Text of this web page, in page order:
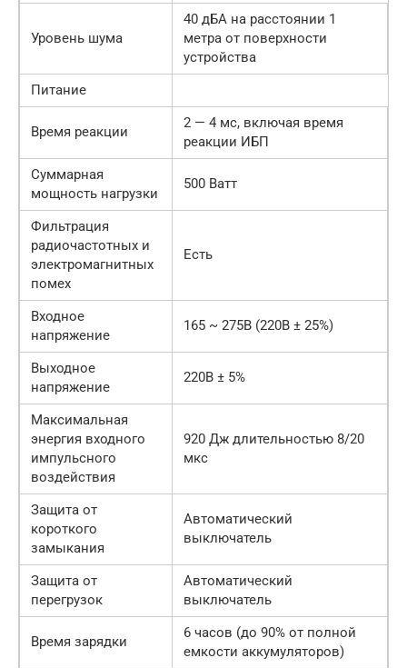
Уровень шума
40 дБА на расстоянии 1
метра от поверхности
устройства
Питание
Время реакции
2 — 4 мс, включая время
реакции ИБП
Суммарная
мощность нагрузки
500 Ватт
Фильтрация
радиочастотных и
электромагнитных
помех
Есть
Входное
напряжение
165 ~ 275В (220В ± 25%)
Выходное
напряжение
220В ± 5%
Максимальная
энергия входного
импульсного
воздействия
920 Дж длительностью 8/20
мкс
Защита от
короткого
замыкания
Автоматический
выключатель
Защита от
перегрузок
Автоматический
выключатель
Время зарядки
6 часов (до 90% от полной
емкости аккумуляторов)